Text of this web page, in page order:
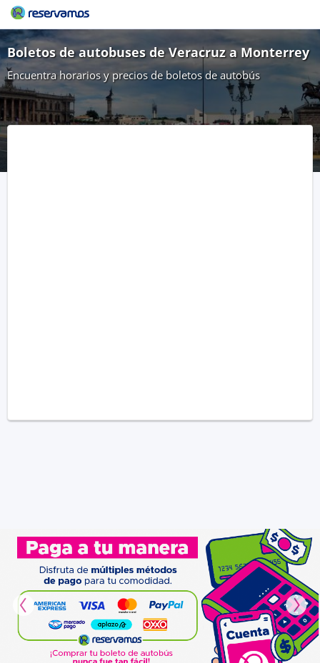
Boletos de autobuses de Veracruz a Monterrey
Encuentra horarios y precios de boletos de autobús